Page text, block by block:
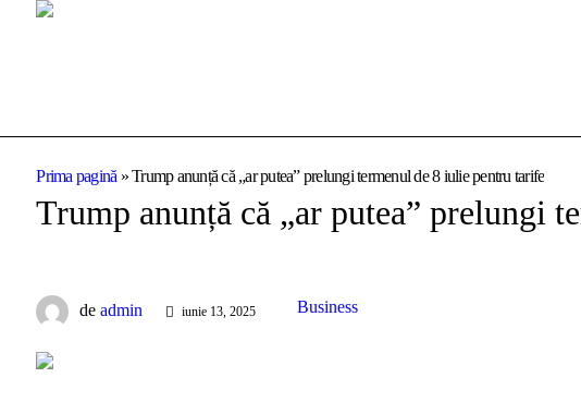
Prima pagină »Trump anunță că „ar putea” prelungi termenul de 8 iulie pentru tarife
Trump anunță că „ar putea” prelungi
Business
deadmin iunie 13, 2025